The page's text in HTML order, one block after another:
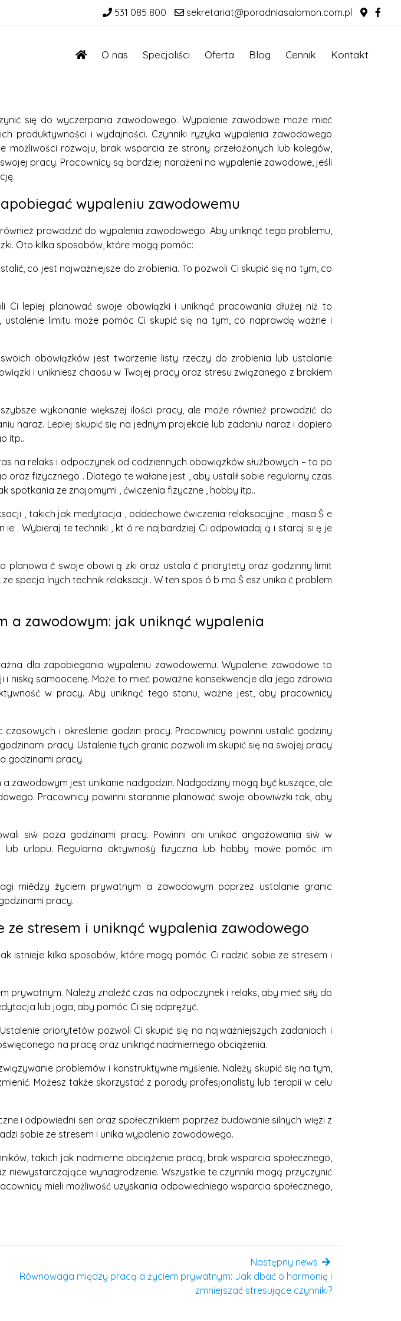
531 085 800 sekretariat@poradniasalomon.com.pl
O nas Specjaliści Oferta Blog Cennik Kontakt
się do wyczerpania zawodowego. Wypalenie zawodowe może mieć
produktywności i wydajności. Czynniki ryzyka wypalenia zawodowego
rozwoju, brak wsparcia ze strony przełożonych lub kolegów,
pracy. Pracownicy są bardziej narażeni na wypalenie zawodowe, jeśli
wypaleniu zawodowemu
prowadzić do wypalenia zawodowego. Aby uniknąć tego problemu,
Oto kilka sposobów, które mogą pomóc:
co jest najważniejsze do zrobienia. To pozwoli Ci skupić się na tym, co
lepiej planować swoje obowiązki i uniknąć pracowania dłużej niż to
limitu może pomóc Ci skupić się na tym, co naprawdę ważne i
obowiązków jest tworzenie listy rzeczy do zrobienia lub ustalanie
i unikniesz chaosu w Twojej pracy oraz stresu związanego z brakiem
wykonanie większej ilości pracy, ale może również prowadzić do
naraz. Lepiej skupić się na jednym projekcie lub zadaniu naraz i dopiero
itp..
na relaks i odpoczynek od codziennych obowiązków służbowych – to po
fizycznego . Dlatego te wałane jest , aby ustalił sobie regularny czas
spotkania ze znajomymi , ćwiczenia fizyczne , hobby itp..
, takich jak medytacja , oddechowe ćwiczenia relaksacyjne , masa Ŝ e
. Wybieraj te techniki , kt ó re najbardziej Ci odpowiadaj ą i staraj si ę je
planowa ć swoje obowi ą zki oraz ustala ć priorytety oraz godzinny limit
specja lnych technik relaksacji . W ten spos ó b mo Ŝ esz unika ć problem
a zawodowym: jak uniknąć wypalenia
dla zapobiegania wypaleniu zawodowemu. Wypalenie zawodowe to
samoocenę. Może to mieć poważne konsekwencje dla jego zdrowia
w pracy. Aby uniknąć tego stanu, ważne jest, aby pracownicy
i określenie godzin pracy. Pracownicy powinni ustalić godziny
pracy. Ustalenie tych granic pozwoli im skupić się na swojej pracy
godzinami pracy.
zawodowym jest unikanie nadgodzin. Nadgodziny mogą być kuszące, ale
Pracownicy powinni starannie planować swoje obowiẃzki tak, aby
siẃ poza godzinami pracy. Powinni oni unikać angażowania siẃ w
urlopu. Regularna aktywnośỳ fizyczna lub hobby moẃe pomóc im
miêdzy žyciem prywatnym a zawodowym poprzez ustalanie granic
pracy.
ze stresem i uniknąć wypalenia zawodowego
istnieje kilka sposobów, które mogą pomóc Ci radzić sobie ze stresem i
Należy znaleźć czas na odpoczynek i relaks, aby mieć siły do
lub joga, aby pomóc Ci się odprężyć.
priorytetów pozwoli Ci skupić się na najważniejszych zadaniach i
na pracę oraz uniknąć nadmiernego obciążenia.
problemów i konstruktywne myślenie. Należy skupić się na tym,
Możesz także skorzystać z porady profesjonalisty lub terapii w celu
i odpowiedni sen oraz społecznikiem poprzez budowanie silnych więzi z
sobie ze stresem i unika wypalenia zawodowego.
takich jak nadmierne obciążenie pracą, brak wsparcia społecznego,
wynagrodzenie. Wszystkie te czynniki mogą przyczynić
mieli możliwość uzyskania odpowiedniego wsparcia społecznego,
Następny news
Równowaga między pracą a życiem prywatnym: Jak dbać o harmonię i
zmniejszać stresujące czynniki?